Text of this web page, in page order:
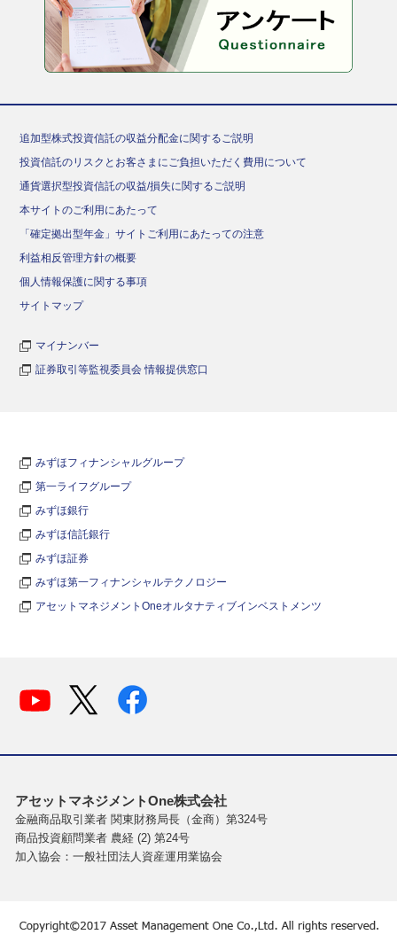
追加型株式投資信託の収益分配金に関するご説明
投資信託のリスクとお客さまにご負担いただく費用について
通貨選択型投資信託の収益/損失に関するご説明
本サイトのご利用にあたって
「確定拠出型年金」サイトご利用にあたっての注意
利益相反管理方針の概要
個人情報保護に関する事項
サイトマップ
マイナンバー
証券取引等監視委員会 情報提供窓口
みずほフィナンシャルグループ
第一ライフグループ
みずほ銀行
みずほ信託銀行
みずほ証券
みずほ第一フィナンシャルテクノロジー
アセットマネジメントOneオルタナティブインベストメンツ
アセットマネジメントOne株式会社
金融商品取引業者 関東財務局長（金商）第324号
商品投資顧問業者 農経 (2) 第24号
加入協会：一般社団法人資産運用業協会